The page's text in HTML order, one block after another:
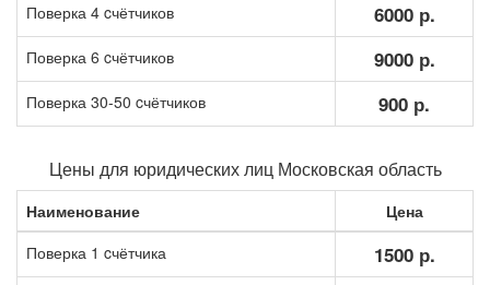
Поверка 4 cчётчиков 6000 р.
Поверка 6 cчётчиков 9000 р.
Поверка 30-50 cчётчиков 900 р.
Цены для юридических лиц Московская область
Наименование
Цена
Поверка 1 cчётчика
1500 р.